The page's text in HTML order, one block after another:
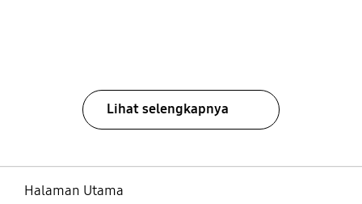
Lihat selengkapnya
Halaman Utama